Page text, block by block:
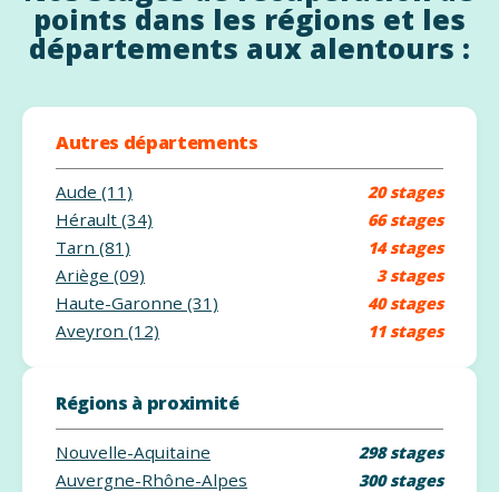
points dans les régions et les
départements aux alentours :
Autres départements
Aude (11) 20 stages
Hérault (34) 66 stages
Tarn (81) 14 stages
Ariège (09) 3 stages
Haute-Garonne (31) 40 stages
Aveyron (12) 11 stages
Régions à proximité
Nouvelle-Aquitaine 298 stages
Auvergne-Rhône-Alpes 300 stages